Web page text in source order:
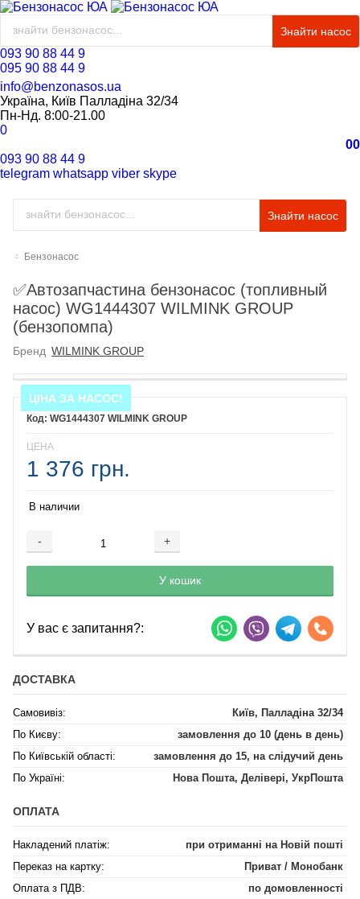
Знайти насос
093 90 88 44 9
095 90 88 44 9
info@benzonasos.ua
Україна, Київ Палладіна 32/34
Пн-Нд. 8:00-21.00
0
00
093 90 88 44 9
telegram whatsapp viber skype
Знайти насос
Бензонасос
✅Автозапчастина бензонасос (топливный
насос) WG1444307 WILMINK GROUP
(бензопомпа)
Бренд WILMINK GROUP
ЦІНА ЗА НАСОС!
WG1444307 WILMINK GROUP
ЦЕНА
1 376 грн.
В наличии
- +
Добавляется...
У кошик
Добавлен
У вас є запитання?:
ДОСТАВКА
Самовивіз:
Київ, Палладіна 32/34
По Києву:
замовлення до 10 (день в день)
По Київській області:
замовлення до 15, на слідучий день
По Україні:
Нова Пошта, Делівері, УкрПошта
ОПЛАТА
Накладений платіж:
при отриманні на Новій пошті
Переказ на картку:
Приват / Монобанк
Оплата з ПДВ:
по домовленності